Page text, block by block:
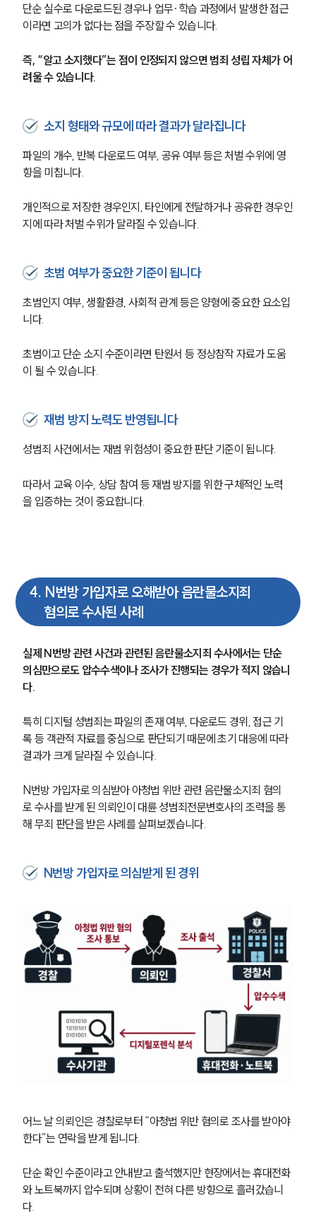
팀소개
글로벌 파트너 로펌
고객의 소리
통합검색
AI대륜
주요 업무사례
사례분석/최신동향
업무분야
성범죄대응부 업무
전체
단순 실수로 다운로드된 경우나 업무·학습 과정에서 발생한 접근
이라면 고의가 없다는 점을 주장할 수 있습니다.
즉, “알고 소지했다”는 점이 인정되지 않으면 범죄 성립 자체가 어
려울 수 있습니다.
소지 형태와 규모에 따라 결과가 달라집니다
파일의 개수, 반복 다운로드 여부, 공유 여부 등은 처벌 수위에 영
향을 미칩니다.
개인적으로 저장한 경우인지, 타인에게 전달하거나 공유한 경우인
지에 따라 처벌 수위가 달라질 수 있습니다.
초범 여부가 중요한 기준이 됩니다
초범인지 여부, 생활환경, 사회적 관계 등은 양형에 중요한 요소입
니다.
초범이고 단순 소지 수준이라면 탄원서 등 정상참작 자료가 도움
이 될 수 있습니다.
재범 방지 노력도 반영됩니다
성범죄 사건에서는 재범 위험성이 중요한 판단 기준이 됩니다.
따라서 교육 이수, 상담 참여 등 재범 방지를 위한 구체적인 노력
을 입증하는 것이 중요합니다.
4. N번방 가입자로 오해받아 음란물소지죄
혐의로 수사된 사례
실제 N번방 관련 사건과 관련된 음란물소지죄 수사에서는 단순
의심만으로도 압수수색이나 조사가 진행되는 경우가 적지 않습니
다.
특히 디지털 성범죄는 파일의 존재 여부, 다운로드 경위, 접근 기
록 등 객관적 자료를 중심으로 판단되기 때문에 초기 대응에 따라
결과가 크게 달라질 수 있습니다.
N번방 가입자로 의심받아 아청법 위반 관련 음란물소지죄 혐의
로 수사를 받게 된 의뢰인이 대륜 성범죄전문변호사의 조력을 통
해 무죄 판단을 받은 사례를 살펴보겠습니다.
N번방 가입자로 의심받게 된 경위
어느 날 의뢰인은 경찰로부터 “아청법 위반 혐의로 조사를 받아야
한다”는 연락을 받게 됩니다.
단순 확인 수준이라고 안내받고 출석했지만 현장에서는 휴대전화
와 노트북까지 압수되며 상황이 전혀 다른 방향으로 흘러갔습니
다.